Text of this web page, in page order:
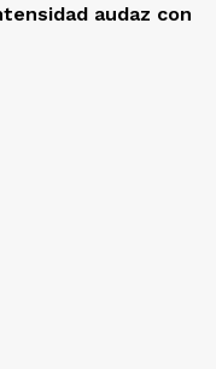
audaz con